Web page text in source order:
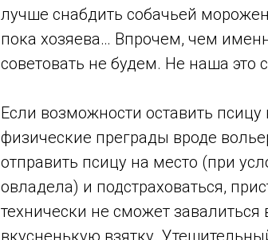
лучше снабдить собачьей
пока хозяева… Впрочем, чем
советовать не будем. Не наша это
Если возможности оставить
физические преграды вроде
отправить псицу на место (при
овладела) и подстраховаться,
технически не сможет завалиться
вкусненькую взятку.